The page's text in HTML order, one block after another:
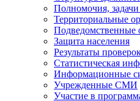
Полномочия,
Территориальные
Подведомственные
Защита населения
Результаты
Статистическая
Информационные
Учрежденные СМИ
Участие в